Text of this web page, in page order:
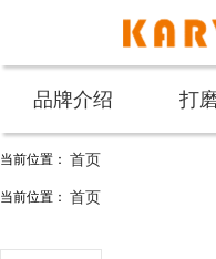
品牌介绍 打
当前位置： 首页
当前位置： 首页